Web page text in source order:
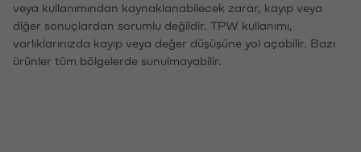
veya kullanımından kaynaklanabilecek zarar, kayıp veya
diğer sonuçlardan sorumlu değildir. TPW kullanımı,
varlıklarınızda kayıp veya değer düşüşüne yol açabilir. Bazı
ürünler tüm bölgelerde sunulmayabilir.